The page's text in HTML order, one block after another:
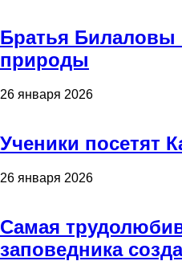
Братья Билаловы
природы
26 января 2026
Ученики посетят
26 января 2026
Самая
заповедника